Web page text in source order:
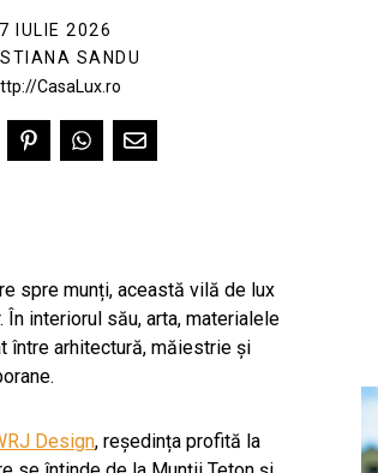
7 IULIE 2026
SANDU
CasaLux.ro
spre munți, această vilă de lux
interiorul său, arta, materialele
între arhitectură, măiestrie și
Design, reședința profită la